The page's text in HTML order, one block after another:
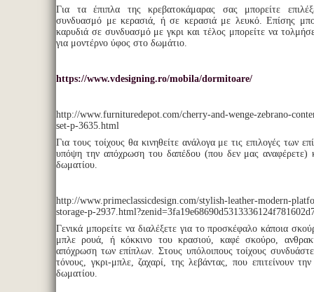
Για τα έπιπλα της κρεβατοκάμαρας σας μπορείτε
συνδυασμό με κερασιά, ή σε κερασιά με λευκό. Επίσης
καρυδιά σε συνδυασμό με γκρι και τέλος μπορείτε να
για μοντέρνο ύφος στο δωμάτιο.
https://www.vdesigning.ro/mobila/dormitoare/
http://www.furnituredepot.com/cherry-and-wenge-zebrano-
set-p-3635.html
Για τους τοίχους θα κινηθείτε ανάλογα με τις επιλογές των
υπόψη την απόχρωση του δαπέδου (που δεν μας αναφέρετε)
δωματίου.
http://www.primeclassicdesign.com/stylish-leather-modern-
storage-p-
Γενικά μπορείτε να διαλέξετε για το προσκέφαλο κάποια
μπλε ρουά, ή κόκκινο του κρασιού, καφέ σκούρο,
απόχρωση των επίπλων. Στους υπόλοιπους τοίχους
τόνους, γκρι-μπλε, ζαχαρί, της λεβάντας, που επιτείνουν
δωματίου.